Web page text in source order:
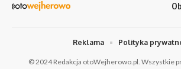
© 2024 Redakcja otoWejherowo.pl. Wszystkie
Reklama Polityka